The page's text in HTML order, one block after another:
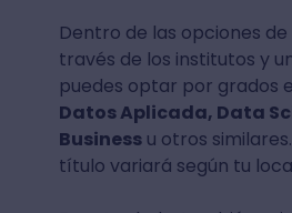
Dentro de las opciones
través de los institutos y
puedes optar por grados
Datos Aplicada, Data
Businessu otros
título variará según tu